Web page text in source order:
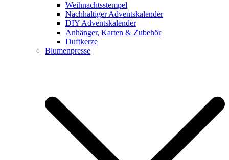
Weihnachtsstempel
Nachhaltiger Adventskalender
DIY Adventskalender
Anhänger, Karten & Zubehör
Duftkerze
Blumenpresse